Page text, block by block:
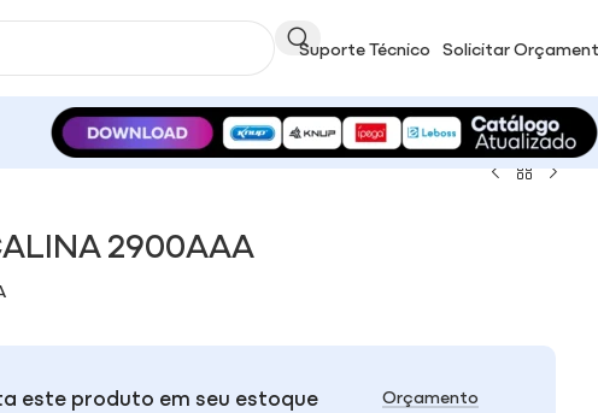
Suporte Técnico Solicitar
2900AAA
este produto em seu estoque Orçamento